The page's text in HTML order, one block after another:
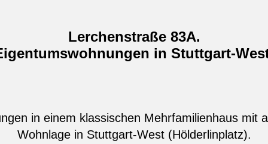
Lerchenstraße 83A.
in Stuttgart-
in einem klassischen Mehrfamilienhaus mit
Wohnlage in Stuttgart-West (Hölderlinplatz).